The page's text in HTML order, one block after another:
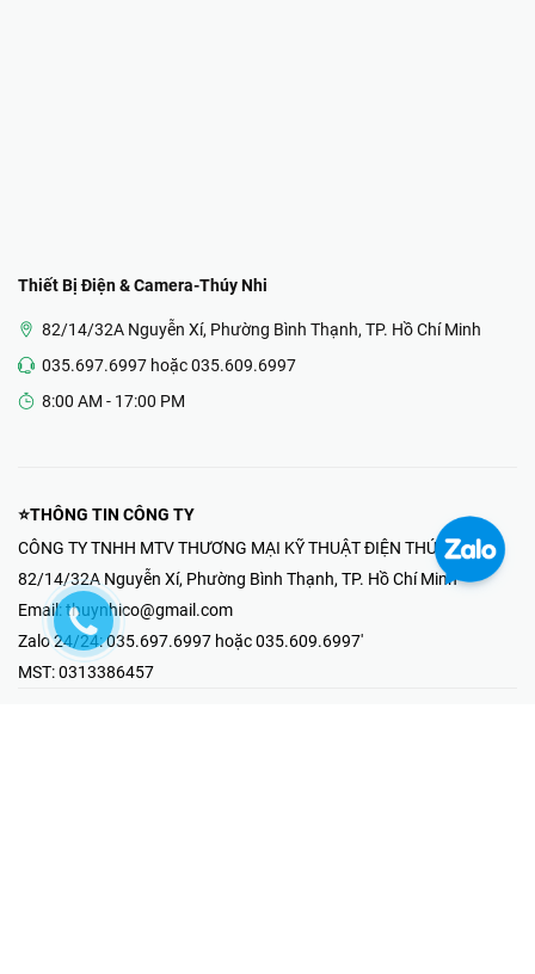
Thiết Bị Điện & Camera-Thúy Nhi
82/14/32A Nguyễn Xí, Phường Bình Thạnh, TP. Hồ Chí Minh
035.697.6997 hoặc 035.609.6997
8:00 AM - 17:00 PM
⭐THÔNG TIN CÔNG TY
CÔNG TY TNHH MTV THƯƠNG MẠI KỸ THUẬT ĐIỆN THÚY NHI
82/14/32A Nguyễn Xí, Phường Bình Thạnh, TP. Hồ Chí Minh
Email: thuynhico@gmail.com
Zalo 24/24:035.697.6997 hoặc 035.609.6997'
MST:0313386457